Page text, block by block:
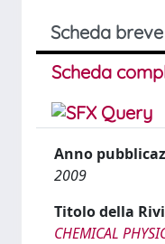
Scheda breve
Scheda
Anno
2009
Titolo della
CHEMICAL